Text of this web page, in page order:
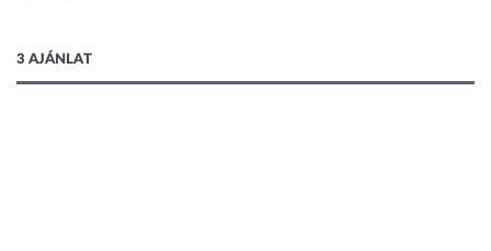
3 AJÁNLAT